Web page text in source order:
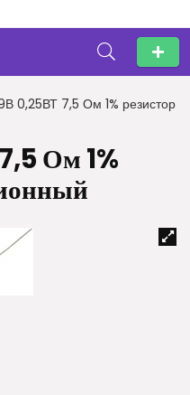
0,25ВТ 7,5 Ом 1% резистор
Ом 1%